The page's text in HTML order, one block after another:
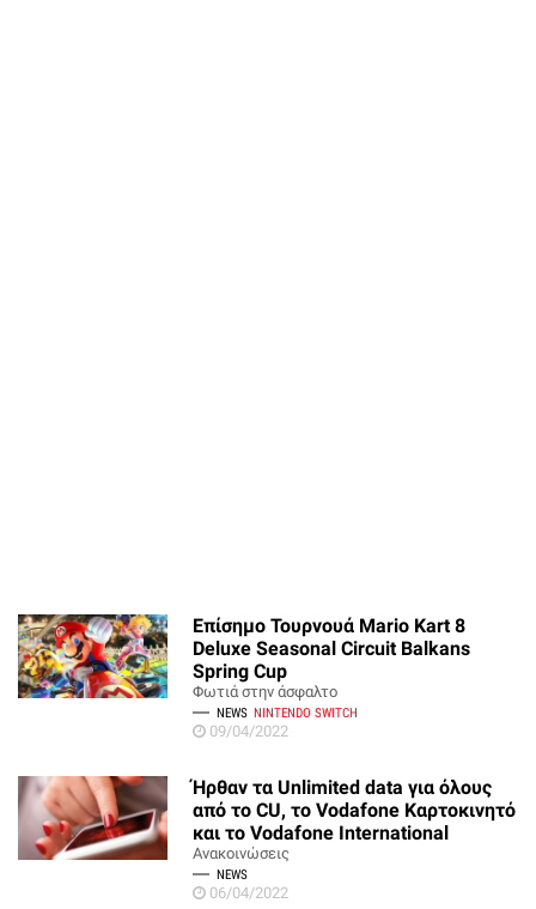
Επίσημο Τουρνουά Mario Kart 8
Deluxe Seasonal Circuit Balkans
Spring Cup
Φωτιά στην άσφαλτο
NEWS NINTENDO SWITCH
09/04/2022
Ήρθαν τα Unlimited data για όλους
από το CU, το Vodafone Καρτοκινητό
και το Vodafone International
Ανακοινώσεις
NEWS
06/04/2022